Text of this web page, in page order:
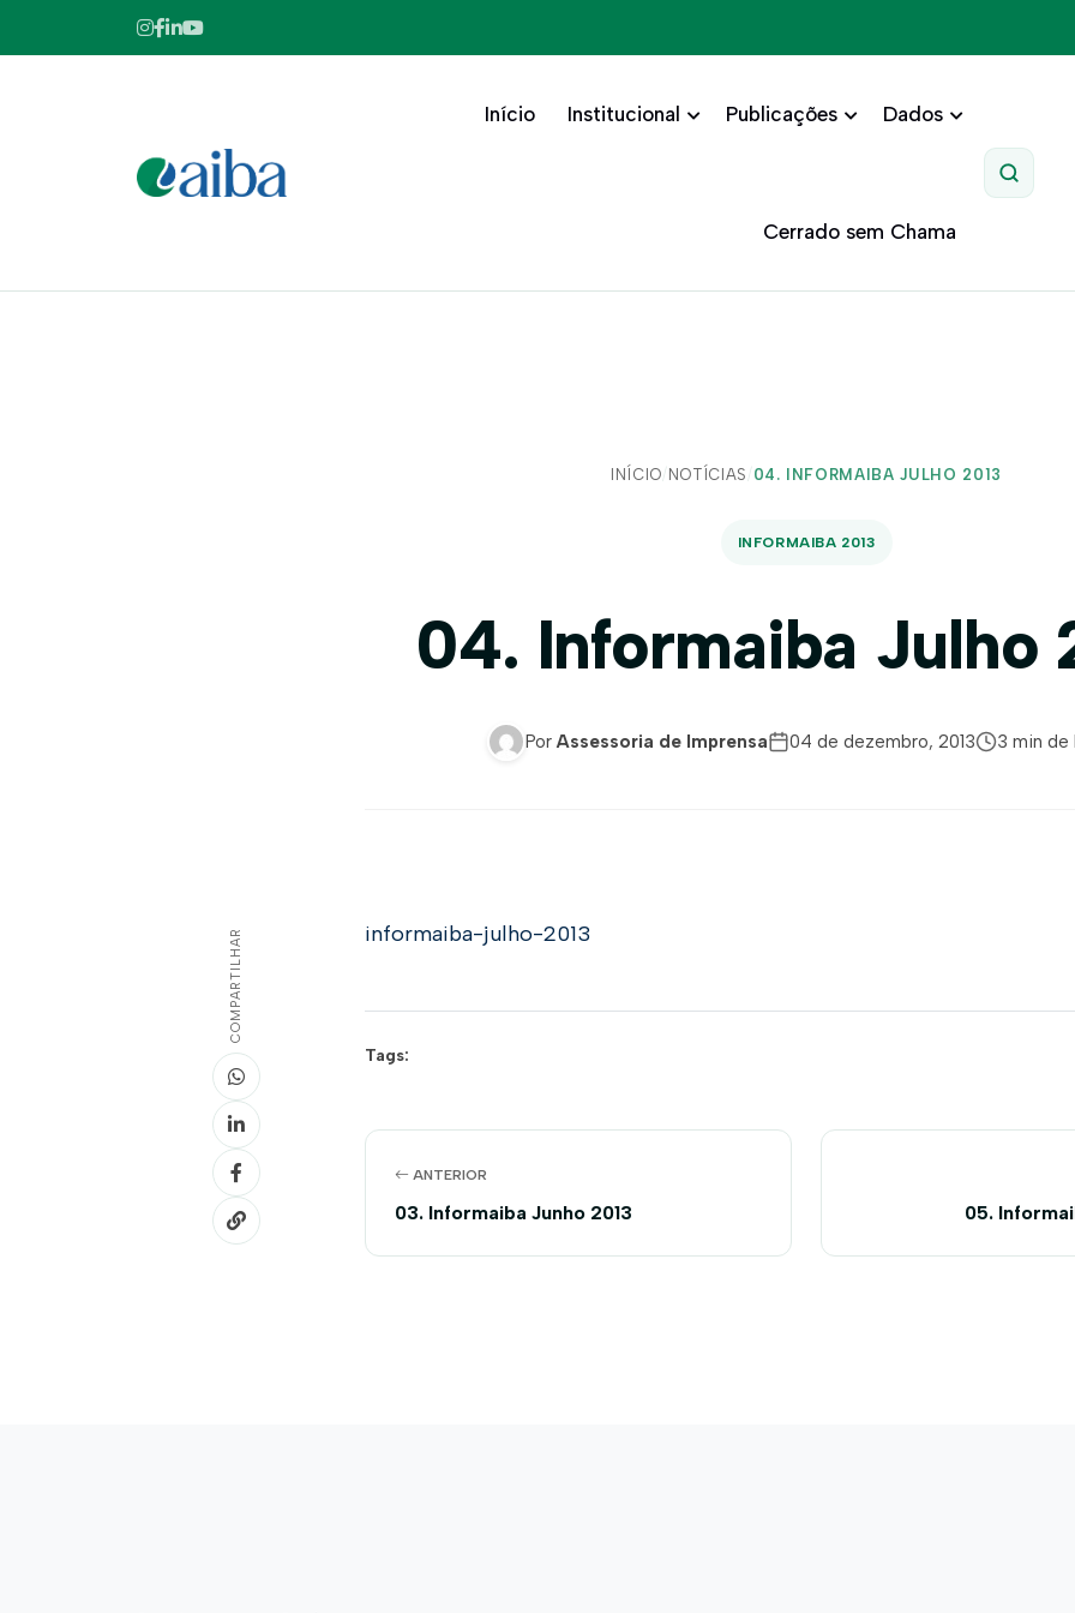
Início Institucional Publicações Dados
Cerrado sem Chama
INÍCIO/ NOTÍCIAS / 04. INFORMAIBA JULHO 2013
INFORMAIBA 2013
04. Informaiba Julho
Por Assessoria de Imprensa 04 de dezembro, 2013 3 min de
COMPARTILHAR informaiba-julho-2013
Tags:
ANTERIOR
03. Informaiba Junho 2013 05.